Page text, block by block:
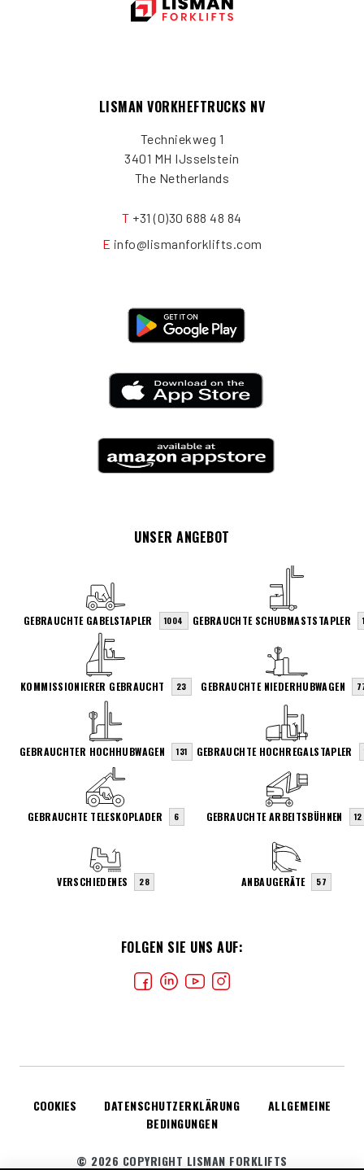
LISMAN VORKHEFTRUCKS NV
Techniekweg 1
3401 MH IJsselstein
The Netherlands
T +31 (0)30 688 48 84
E info@lismanforklifts.com
FOLGEN SIE UNS AUF:
UNSER ANGEBOT
GEBRAUCHTE GABELSTAPLER 1004 GEBRAUCHTE SCHUBMASTSTAPLER
KOMMISSIONIERER GEBRAUCHT 23 GEBRAUCHTE NIEDERHUBWAGEN
GEBRAUCHTER HOCHHUBWAGEN 131 GEBRAUCHTE HOCHREGALSTAPLER
GEBRAUCHTE TELESKOPLADER 6 GEBRAUCHTE ARBEITSBÜHNEN 12
VERSCHIEDENES 28 ANBAUGERÄTE 57
COOKIES DATENSCHUTZERKLÄRUNG
ALLGEMEINE
BEDINGUNGEN
© 2026 COPYRIGHT LISMAN FORKLIFTS